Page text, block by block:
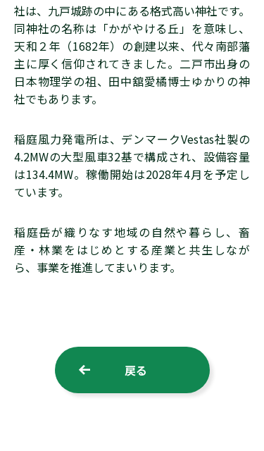
社は、九戸城跡の中にある格式高い神社です。
同神社の名称は「かがやける丘」を意味し、
天和２年（1682年）の創建以来、代々南部藩
主に厚く信仰されてきました。二戸市出身の
日本物理学の祖、田中舘愛橘博士ゆかりの神
社でもあります。
稲庭風力発電所は、デンマークVestas社製の
4.2MWの大型風車32基で構成され、設備容量
は134.4MW。稼働開始は2028年4月を予定し
ています。
稲庭岳が織りなす地域の自然や暮らし、畜
産・林業をはじめとする産業と共生しなが
ら、事業を推進してまいります。
戻る